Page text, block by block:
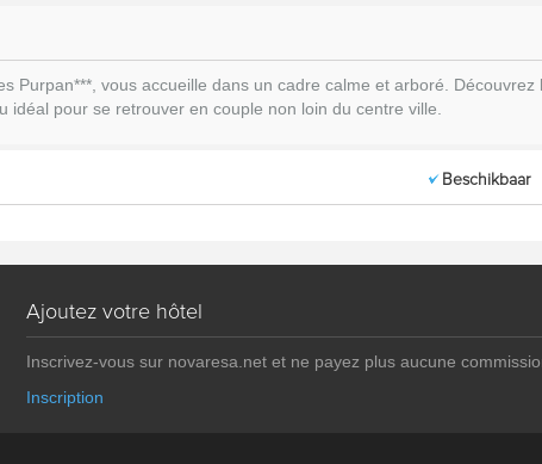
Purpan***, vous accueille dans un cadre calme et arboré. Découvrez
pour se retrouver en couple non loin du centre ville.
Beschikbaar
Ajoutez votre hôtel
Inscrivez-vous sur novaresa.net et ne payez plus aucune
Inscription